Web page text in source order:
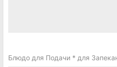
Блюдо для Подачи * для